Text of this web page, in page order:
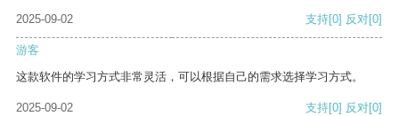
2025-09-02
支持[0] 反对[0]
游客
这款软件的学习方式非常灵活，可以根据自己的需求选择学习方式。
2025-09-02 支持[0] 反对[0]